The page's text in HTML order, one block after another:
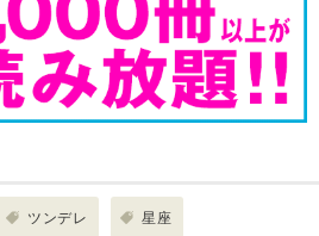
ツンデレ 星座